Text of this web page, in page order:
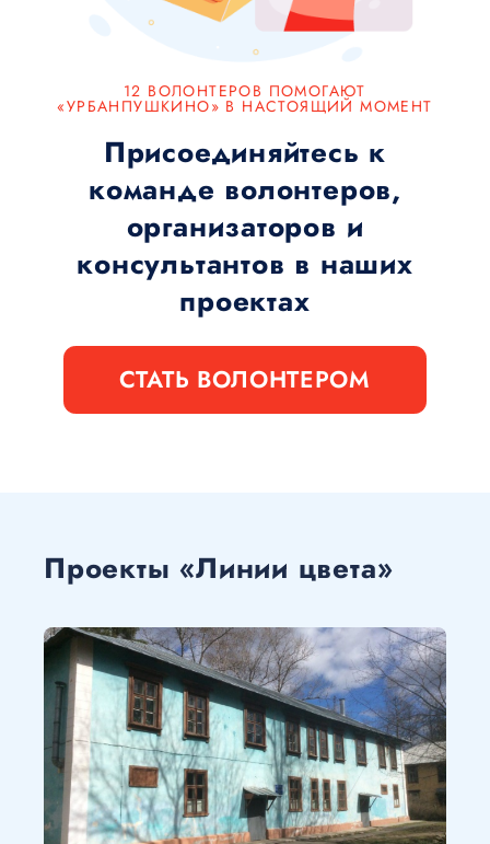
12 ВОЛОНТЕРОВ ПОМОГАЮТ
«УРБАНПУШКИНО» В НАСТОЯЩИЙ МОМЕНТ
Присоединяйтесь к
команде волонтеров,
организаторов и
консультантов в наших
проектах
СТАТЬ ВОЛОНТЕРОМ
Проекты «Линии цвета»